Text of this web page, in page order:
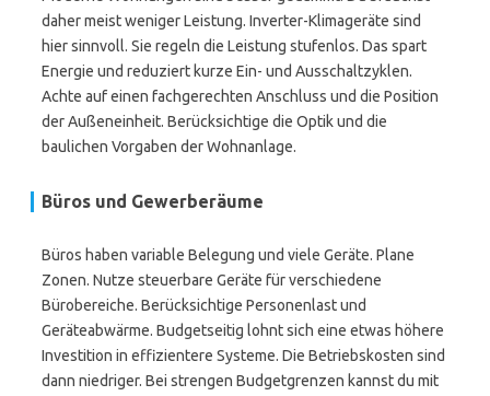
daher meist weniger Leistung. Inverter-Klimageräte sind
hier sinnvoll. Sie regeln die Leistung stufenlos. Das spart
Energie und reduziert kurze Ein- und Ausschaltzyklen.
Achte auf einen fachgerechten Anschluss und die Position
der Außeneinheit. Berücksichtige die Optik und die
baulichen Vorgaben der Wohnanlage.
Büros und Gewerberäume
Büros haben variable Belegung und viele Geräte. Plane
Zonen. Nutze steuerbare Geräte für verschiedene
Bürobereiche. Berücksichtige Personenlast und
Geräteabwärme. Budgetseitig lohnt sich eine etwas höhere
Investition in effizientere Systeme. Die Betriebskosten sind
dann niedriger. Bei strengen Budgetgrenzen kannst du mit